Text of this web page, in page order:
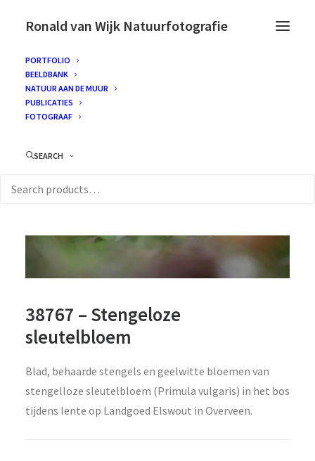
Ronald van Wijk Natuurfotografie
PORTFOLIO
BEELDBANK
NATUUR AAN DE MUUR
PUBLICATIES
FOTOGRAAF
SEARCH
38767 – Stengeloze
sleutelbloem
Blad, behaarde stengels en geelwitte bloemen van
stengelloze sleutelbloem (Primula vulgaris) in het bos
tijdens lente op Landgoed Elswout in Overveen.